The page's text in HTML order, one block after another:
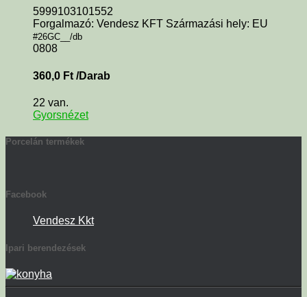
5999103101552
Forgalmazó: Vendesz KFT Származási hely: EU
#26GC__/db
0808
360,0 Ft /Darab
22 van.
Gyorsnézet
Porcelán termékek
Facebook
Vendesz Kkt
Ipari berendezések